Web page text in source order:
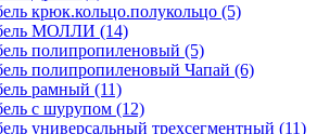
крюк.кольцо.полукольцо (5)
МОЛЛИ (14)
полипропиленовый (5)
полипропиленовый Чапай (6)
рамный (11)
с шурупом (12)
универсальный трехсегментный (11)